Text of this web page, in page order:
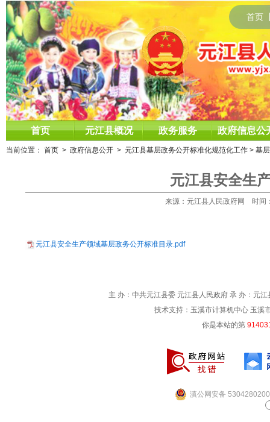
首页
首页 元江县概况 政务服务 政府信息公
当前位置： 首页 > 政府信息公开 > 元江县基层政务公开标准化规范化工作 > 基
元江县安全生
来源：元江县人民政府网 时间
元江县安全生产领域基层政务公开标准目录.pdf
主 办：中共元江县委 元江县人民政府 承 办：元
技术支持：玉溪市计算机中心 玉溪
你是本站的第
滇公网安备